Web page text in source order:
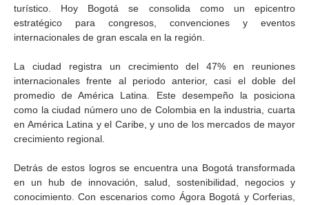
turístico. Hoy Bogotá se consolida como un epicentro
estratégico para congresos, convenciones y eventos
internacionales de gran escala en la región.
La ciudad registra un crecimiento del 47% en reuniones
internacionales frente al periodo anterior, casi el doble del
promedio de América Latina. Este desempeño la posiciona
como la ciudad número uno de Colombia en la industria, cuarta
en América Latina y el Caribe, y uno de los mercados de mayor
crecimiento regional.
Detrás de estos logros se encuentra una Bogotá transformada
en un hub de innovación, salud, sostenibilidad, negocios y
conocimiento. Con escenarios como Ágora Bogotá y Corferias,